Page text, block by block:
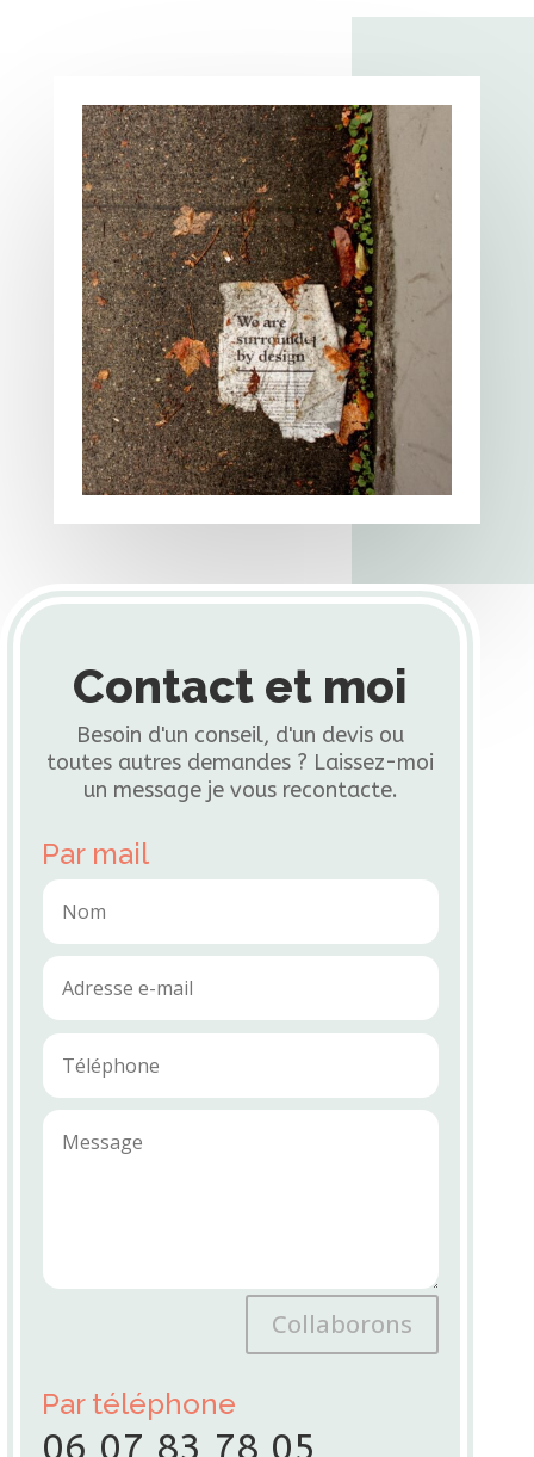
Contact et moi
Besoin d'un conseil, d'un devis ou
toutes autres demandes ? Laissez-moi
un message je vous recontacte.
Par mail
Collaborons
Par téléphone
06 07 83 78 05